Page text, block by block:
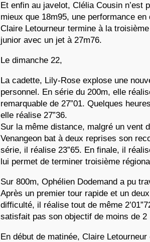
Et enfin au javelot, Clélia Cousin n’est
mieux que 18m95, une performance
Claire Letourneur termine à la
junior avec un jet à 27m76.
Le dimanche 22,
La cadette, Lily-Rose explose une
personnel. En série du 200m, elle
remarquable de 27”01. Quelques
elle réalise 27”36.
Sur la même distance, malgré un vent
Venangeon bat à deux reprises son
série, il réalise 23”65. En finale, il
lui permet de terminer troisième
Sur 800m, Ophélien Dodemand a pu
Après un premier tour rapide et un
difficulté, il réalise tout de même
satisfait pas son objectif de moins de
En début de matinée, Claire